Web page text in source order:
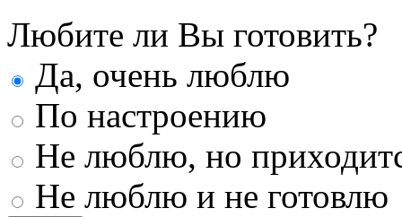
Любите ли Вы готовить?
Да, очень люблю
По настроению
Не люблю, но
Не люблю и не готовлю